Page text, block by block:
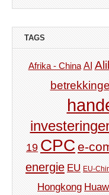
TAGS
Afrika - China AI
19 CPC e-
energie EU EU-
Hongkong